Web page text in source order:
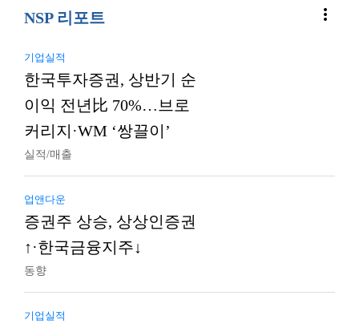
NSP 리포트 more_vert
기업실적
한국투자증권, 상반기 순
이익 전년比 70%…브로
커리지·WM ‘쌍끌이’
실적/매출
업앤다운
증권주 상승, 상상인증권
↑·한국금융지주↓
동향
기업실적